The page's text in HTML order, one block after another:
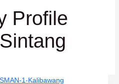
Profile